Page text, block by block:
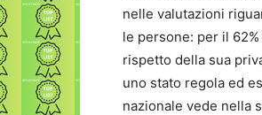
nelle valutazioni
le persone: per il
rispetto della sua
uno stato regola ed
nazionale vede nella